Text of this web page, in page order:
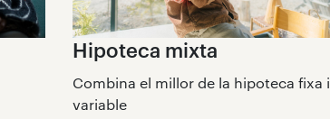
Hipoteca mixta
Combina el millor de la hipoteca fixa i
variable